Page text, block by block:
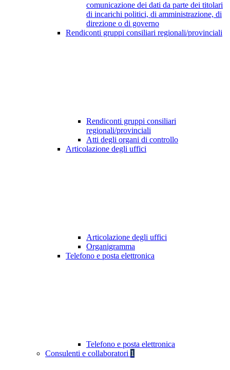
comunicazione dei dati da parte dei titolari
di incarichi politici, di amministrazione, di
direzione o di governo
Rendiconti gruppi consiliari regionali/provinciali
Rendiconti gruppi consiliari
regionali/provinciali
Atti degli organi di controllo
Articolazione degli uffici
Articolazione degli uffici
Organigramma
Telefono e posta elettronica
Telefono e posta elettronica
Consulenti e collaboratori 1